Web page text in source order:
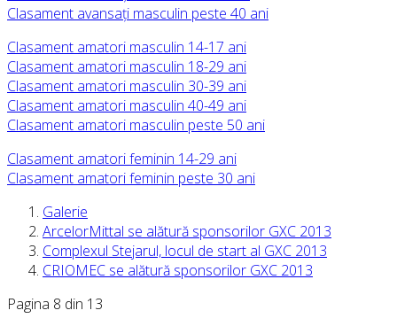
Clasament avansați masculin peste 40 ani
Clasament amatori masculin 14-17 ani
Clasament amatori masculin 18-29 ani
Clasament amatori masculin 30-39 ani
Clasament amatori masculin 40-49 ani
Clasament amatori masculin peste 50 ani
Clasament amatori feminin 14-29 ani
Clasament amatori feminin peste 30 ani
Galerie
ArcelorMittal se alătură sponsorilor GXC 2013
Complexul Stejarul, locul de start al GXC 2013
CRIOMEC se alătură sponsorilor GXC 2013
Pagina 8 din 13